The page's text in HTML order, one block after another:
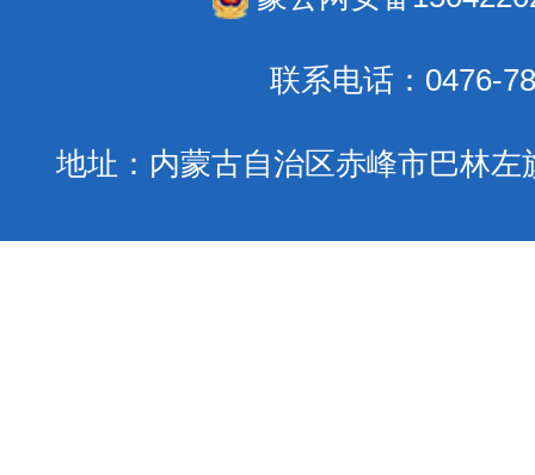
联系电话：0476-
地址：内蒙古自治区赤峰市巴林